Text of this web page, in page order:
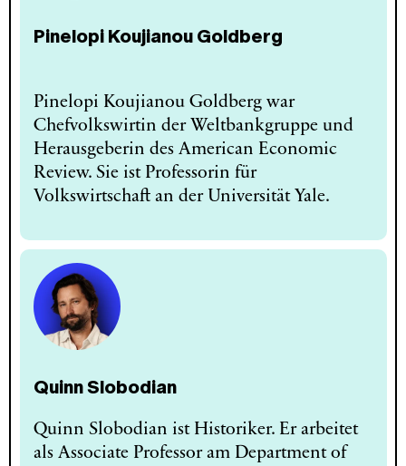
Pinelopi Koujianou Goldberg
Pinelopi Koujianou Goldberg war
Chefvolkswirtin der Weltbankgruppe und
Herausgeberin des American Economic
Review. Sie ist Professorin für
Volkswirtschaft an der Universität Yale.
Quinn Slobodian
Quinn Slobodian ist Historiker. Er arbeitet
als Associate Professor am Department of